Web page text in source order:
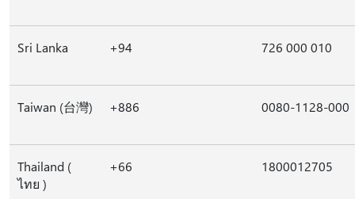
Sri Lanka +94 726 000 010
Taiwan (台灣) +886 0080-1128-000
Thailand (
ไทย )
+66 1800012705